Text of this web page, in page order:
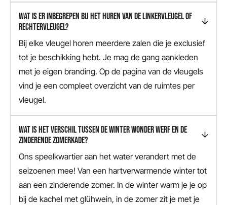
WAT IS ER INBEGREPEN BIJ HET HUREN VAN DE LINKERVLEUGEL OF
RECHTERVLEUGEL?
Bij elke vleugel horen meerdere zalen die je exclusief
tot je beschikking hebt. Je mag de gang aankleden
met je eigen branding. Op de pagina van de vleugels
vind je een compleet overzicht van de ruimtes per
vleugel.
WAT IS HET VERSCHIL TUSSEN DE WINTER WONDER WERF EN DE
ZINDERENDE ZOMERKADE?
Ons speelkwartier aan het water verandert met de
seizoenen mee! Van een hartverwarmende winter tot
aan een zinderende zomer. In de winter warm je je op
bij de kachel met glühwein, in de zomer zit je met je